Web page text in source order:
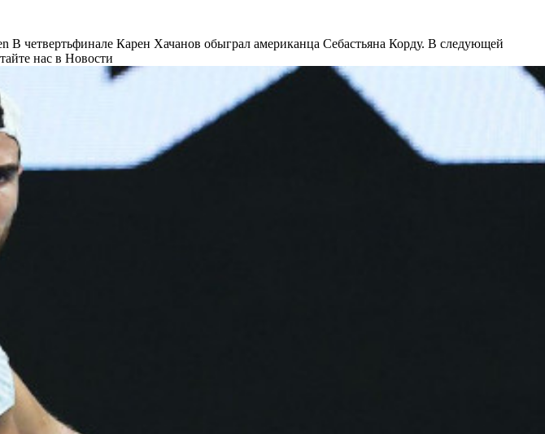
В четвертьфинале Карен Хачанов обыграл американца Себастьяна Корду. В следующей
нас в Новости